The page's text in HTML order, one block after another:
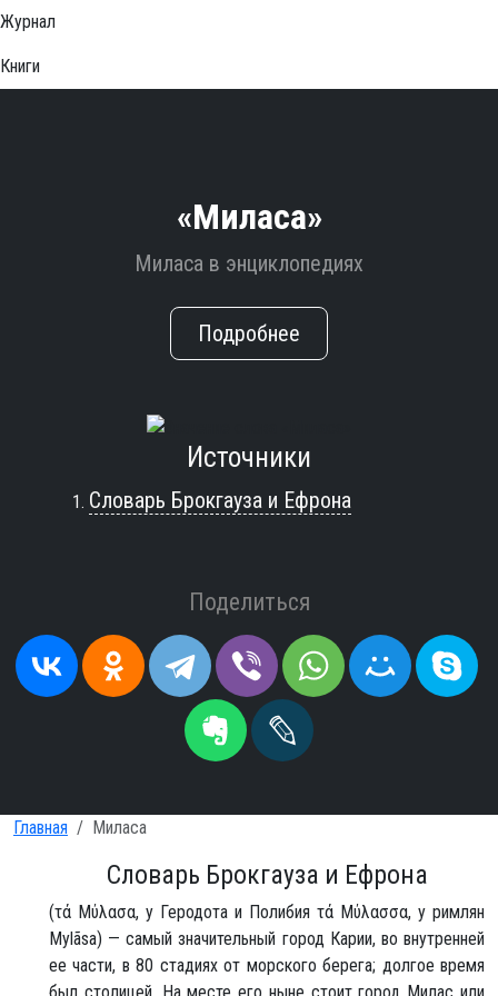
Журнал
Книги
«Миласа»
Миласа в энциклопедиях
Подробнее
Источники
Словарь Брокгауза и Ефрона
Поделиться
Главная Миласа
Словарь Брокгауза и Ефрона
(τά Μύλασα, y Геродота и Полибия τά Μύλασσα, у римлян
Mylãsa) — самый значительный город Карии, во внутренней
ее части, в 80 стадиях от морского берега; долгое время